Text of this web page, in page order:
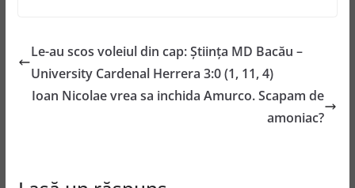
Le-au scos voleiul din cap: Ştiinţa MD Bacău –
University Cardenal Herrera 3:0 (1, 11, 4)
Ioan Nicolae vrea sa inchida Amurco. Scapam de
amoniac?